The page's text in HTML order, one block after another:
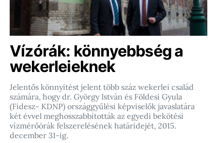
Vízórák: könnyebbség a
wekerleieknek
Jelentős könnyítést jelent több száz wekerlei család
számára, hogy dr. György István és Földesi Gyula
(Fidesz- KDNP) országgyűlési képviselők javaslatára
két évvel meghosszabbították az egyedi bekötési
vízmérőórák felszerelésének határidejét, 2015.
december 31-ig.